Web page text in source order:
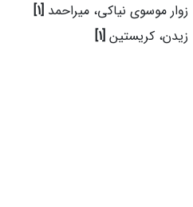
زوار موسوی نیاکی، میراحمد [1]
زیدن، کریستین [1]